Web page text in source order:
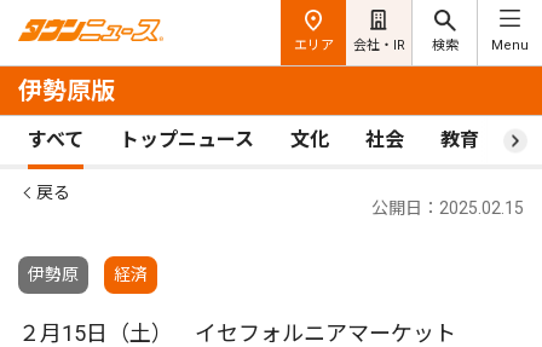
エリア 会社・IR 検索 Menu
伊勢原版
すべて トップニュース 文化 社会 教育 ス
戻る
伊勢原 経済
公開日：2025.02.15
２月15日（土） イセフォルニアマーケット